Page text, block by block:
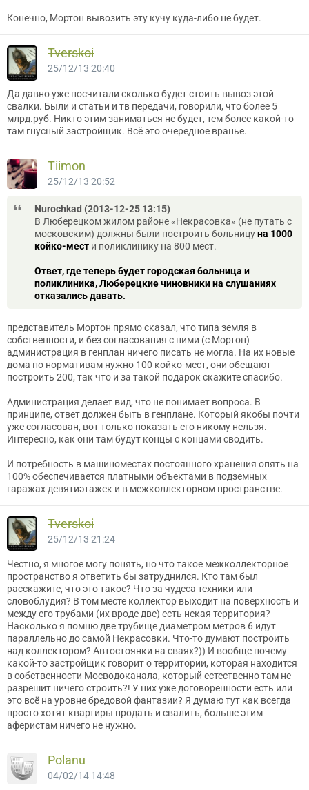
Конечно, Мортон вывозить эту кучу куда-либо не будет.
Tverskoi
25/12/13 20:40
Да давно уже посчитали сколько будет стоить вывоз этой
свалки. Были и статьи и тв передачи, говорили, что более 5
млрд.руб. Никто этим заниматься не будет, тем более какой-то
там гнусный застройщик. Всё это очередное вранье.
Tiimon
25/12/13 20:52
Nurochkad (2013-12-25 13:15)
В Люберецком жилом районе «Некрасовка» (не путать с
московским) должны были построить больницуна 1000
койко-мест и поликлинику на 800 мест.
Ответ, где теперь будет городская больница и
поликлиника, Люберецкие чиновники на слушаниях
отказались давать.
представитель Мортон прямо сказал, что типа земля в
собственности, и без согласования с ними (с Мортон)
администрация в генплан ничего писать не могла. На их новые
дома по нормативам нужно 100 койко-мест, они обещают
построить 200, так что и за такой подарок скажите спасибо.
Администрация делает вид, что не понимает вопроса. В
принципе, ответ должен быть в генплане. Который якобы почти
уже согласован, вот только показать его никому нельзя.
Интересно, как они там будут концы с концами сводить.
И потребность в машиноместах постоянного хранения опять на
100% обеспечивается платными объектами в подземных
гаражах девятиэтажек и в межколлекторном пространстве.
Tverskoi
25/12/13 21:24
Честно, я многое могу понять, но что такое межколлекторное
пространство я ответить бы затруднился. Кто там был
расскажите, что это такое? Что за чудеса техники или
словоблудия? В том месте коллектор выходит на поверхность и
между его трубами (их вроде две) есть некая территория?
Насколько я помню две трубище диаметром метров 6 идут
параллельно до самой Некрасовки. Что-то думают построить
над коллектором? Автостоянки на сваях?)) И вообще почему
какой-то застройщик говорит о территории, которая находится
в собственности Мосводоканала, который естественно там не
разрешит ничего строить?! У них уже договоренности есть или
это всё на уровне бредовой фантазии? Я думаю тут как всегда
просто хотят квартиры продать и свалить, больше этим
аферистам ничего не нужно.
Polanu
04/02/14 14:48